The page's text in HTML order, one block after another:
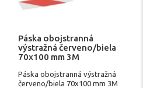
Páska obojstranná
výstražná červeno/biela
70x100 mm 3M
Páska obojstranná výstražná
červeno/biela 70x100 mm 3M